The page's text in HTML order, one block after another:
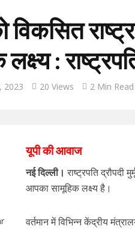
विकसित
:
2023 20 Views 2 Min Read
यूपी की आवाज
नई दिल्ली। राष्ट्रपति
आपका सामूहिक लक्ष्य है।
वर्तमान में विभिन्न केंद्रीय